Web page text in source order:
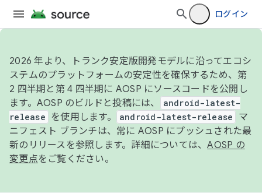
ログイン
2026 年より、トランク安定版開発モデルに沿ってエコシ
ステムのプラットフォームの安定性を確保するため、第
2 四半期と第 4 四半期に AOSP にソースコードを公開し
ます。AOSP のビルドと投稿には、
android-latest-
release
を使用します。 android-latest-release
マ
ニフェスト ブランチは、常に AOSP にプッシュされた最
新のリリースを参照します。詳細については、AOSP の
変更点をご覧ください。